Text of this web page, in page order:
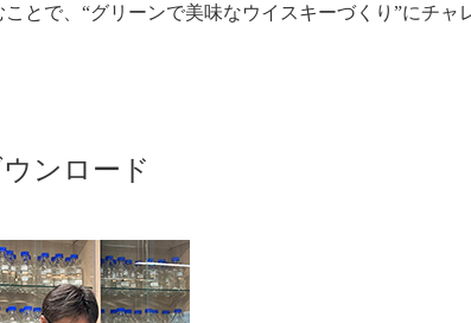
で、“グリーンで美味なウイスキーづくり”にチャ
ンロード